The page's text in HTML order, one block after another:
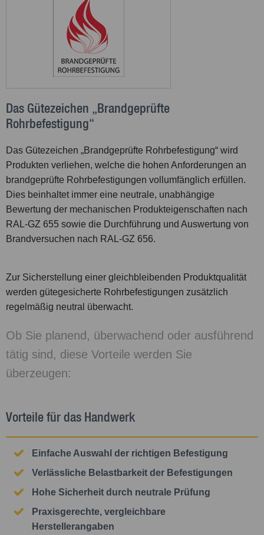
Das Gütezeichen „Brandgeprüfte
Rohrbefestigung“
Das Gütezeichen „Brandgeprüfte Rohrbefestigung“ wird
Produkten verliehen, welche die hohen Anforderungen an
brandgeprüfte Rohrbefestigungen vollumfänglich erfüllen.
Dies beinhaltet immer eine neutrale, unabhängige
Bewertung der mechanischen Produkteigenschaften nach
RAL-GZ 655 sowie die Durchführung und Auswertung von
Brandversuchen nach RAL-GZ 656.
Zur Sicherstellung einer gleichbleibenden Produktqualität
werden gütegesicherte Rohrbefestigungen zusätzlich
regelmäßig neutral überwacht.
Ob Sie planend, überwachend oder ausführend
tätig sind, diese Vorteile werden Sie
überzeugen:
Vorteile für das Handwerk
Einfache Auswahl der richtigen Befestigung
Verlässliche Belastbarkeit der Befestigungen
Hohe Sicherheit durch neutrale Prüfung
Praxisgerechte, vergleichbare
Herstellerangaben